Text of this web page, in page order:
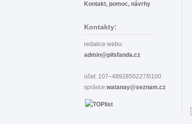
Kontakt, pomoc, návrhy
Kontakty:
redakce webu:
admin@pilsfanda.cz
účet: 107–4892850227/0100
správce:watanay@seznam.cz